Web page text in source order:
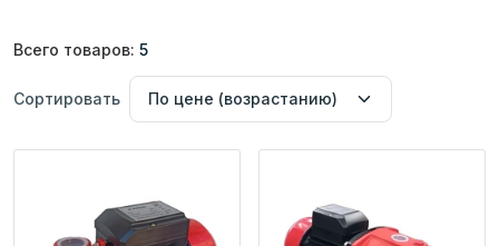
Всего товаров: 5
Сортировать